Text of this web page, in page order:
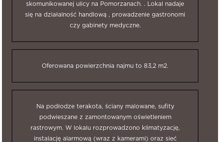
skomunikowanej ulicy na Pomorzanach. . Lokal nadaje
się na działalność handlową , prowadzenie gastronomi
czy gabinety medyczne.
Oferowana powierzchnia najmu to 83,2 m2.
Na podłodze terakota, ściany malowane, sufity
podwieszane z zamontowanym oświetleniem
rastrowym. W lokalu rozprowadzono klimatyzację,
instalację alarmową (wraz z kamerami) oraz sieć